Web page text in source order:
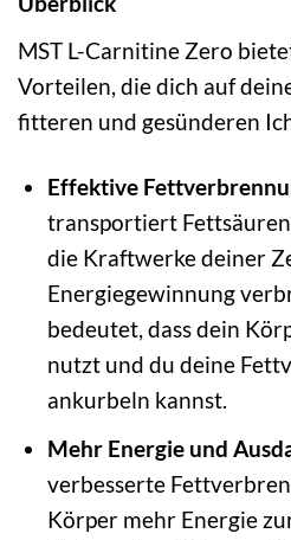
MST L-Carnitine Zero
Vorteilen, die dich auf
fitteren und gesünderen
Effektive
transportiert
die Kraftwerke deiner
Energiegewinnung
bedeutet, dass dein
nutzt und du deine
ankurbeln kannst.
Mehr Energie und
verbesserte
Körper mehr Energie